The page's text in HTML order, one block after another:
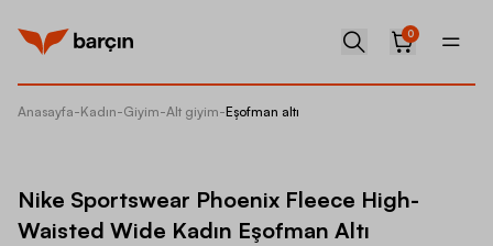
0
Anasayfa-Kadın-Giyim-Alt giyim-Eşofman altı
Nike Sportswear Phoenix Fleece High-
Waisted Wide Kadın Eşofman Altı